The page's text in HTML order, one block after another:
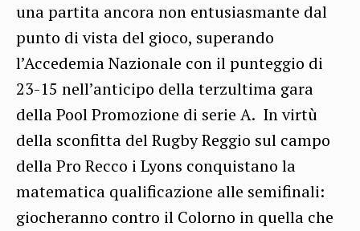
una partita ancora non entusiasmante dal
punto di vista del gioco, superando
l’Accedemia Nazionale con il punteggio di
23-15 nell’anticipo della terzultima gara
della Pool Promozione di serie A. In virtù
della sconfitta del Rugby Reggio sul campo
della Pro Recco i Lyons conquistano la
matematica qualificazione alle semifinali:
giocheranno contro il Colorno in quella che